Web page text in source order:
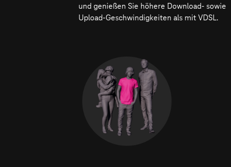
und genießen Sie höhere Download- sowie
Upload-Geschwindigkeiten als mit VDSL.